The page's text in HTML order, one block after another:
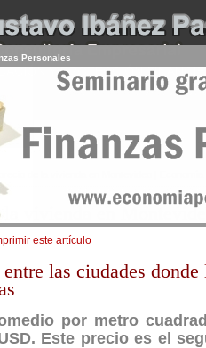
de la vivienda en Montevideo | Economía
vivienda en Montevideo
este artículo
las ciudades donde
por metro
Este precio es el
Personales